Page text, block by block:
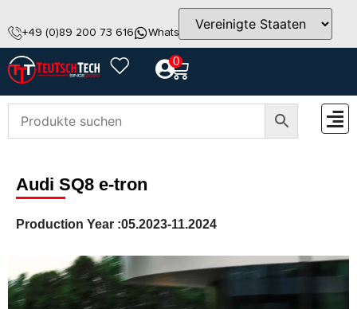
+49 (0)89 200 73 616 WhatsApp info@teutschtech.com
0
Audi SQ8 e-tron
Production Year :05.2023-11.2024